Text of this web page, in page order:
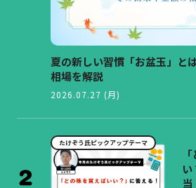
夏の新しい習慣「お盆玉」と
相場を解説
2026.07.27 (月)
たけぞう氏ピックアップテーマ